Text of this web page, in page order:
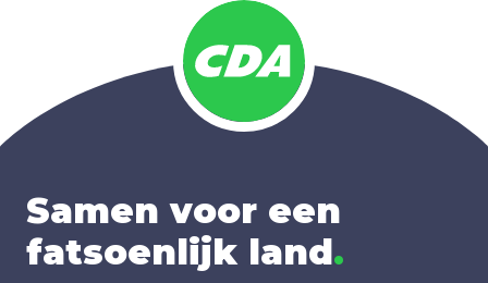
Samen voor een
fatsoenlijk land.